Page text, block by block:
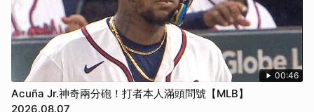
00:46
Acuña Jr.神奇兩分砲！打者本人滿頭問號【MLB】
2026.08.07